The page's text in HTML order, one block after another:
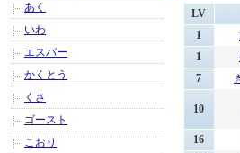
LV
1
1
7
10
16
あく
いわ
エスパー
かくとう
くさ
ゴースト
こおり